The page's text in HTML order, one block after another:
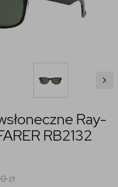
Ray-
RB2132
zł